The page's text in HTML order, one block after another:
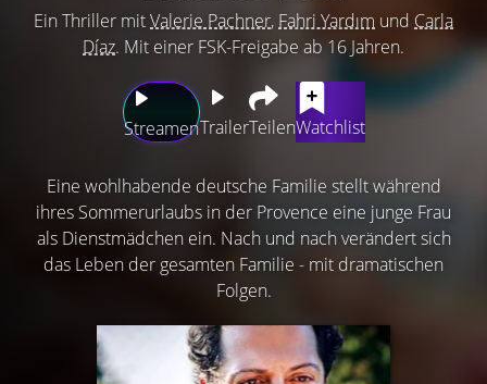
Ein Thriller mitValerie Pachner, Fahri Yardım und Carla
Díaz. Mit einer FSK-Freigabe ab 16 Jahren.
StreamenTrailerTeilenWatchlist
Eine wohlhabende deutsche Familie stellt während
ihres Sommerurlaubs in der Provence eine junge Frau
als Dienstmädchen ein. Nach und nach verändert sich
das Leben der gesamten Familie - mit dramatischen
Folgen.